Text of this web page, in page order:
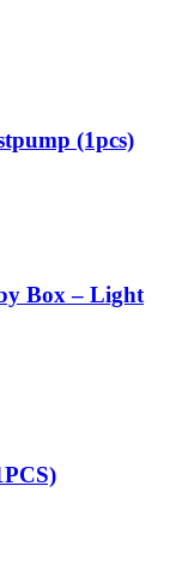
(1pcs)
Box – Light